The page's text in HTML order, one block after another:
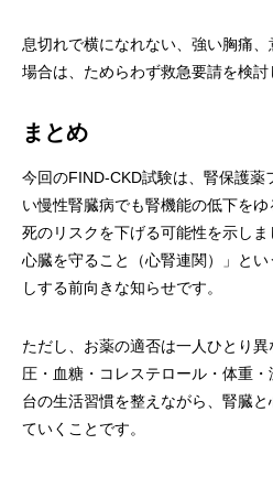
息切れで横になれない、強い胸痛
場合は、ためらわず救急要請を検討
まとめ
今回のFIND-CKD試験は、腎保護薬
い慢性腎臓病でも腎機能の低下を
死のリスクを下げる可能性を示しま
心臓を守ること（心腎連関）」と
しする前向きな知らせです。
ただし、お薬の適否は一人ひとり
圧・血糖・コレステロール・体重
台の生活習慣を整えながら、腎臓
ていくことです。